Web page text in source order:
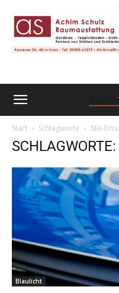
Start Schlagworte SEK-
Blaulicht